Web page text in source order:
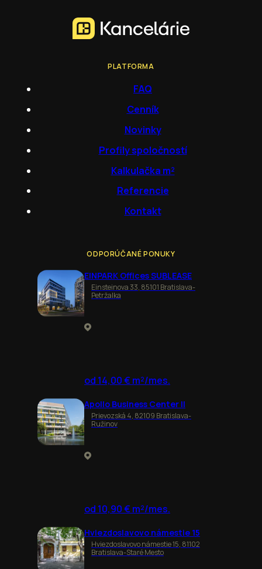
PLATFORMA
FAQ
Cenník
Novinky
Profily spoločností
Kalkulačka m²
Referencie
Kontakt
ODPORÚČANÉ PONUKY
EINPARK Offices SUBLEASE
Einsteinova 33, 85101 Bratislava-
Petržalka
od 14,00 € m²/mes.
Apollo Business Center II
Prievozská 4, 82109 Bratislava-
Ružinov
od 10,90 € m²/mes.
Hviezdoslavovo námestie 15
Hviezdoslavovo námestie 15, 81102
Bratislava-Staré Mesto